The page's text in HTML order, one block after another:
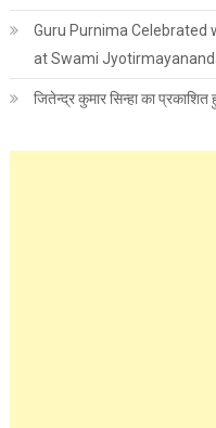
Guru Purnima Celebrated
at Swami
जितेन्द्र कुमार सिन्हा का